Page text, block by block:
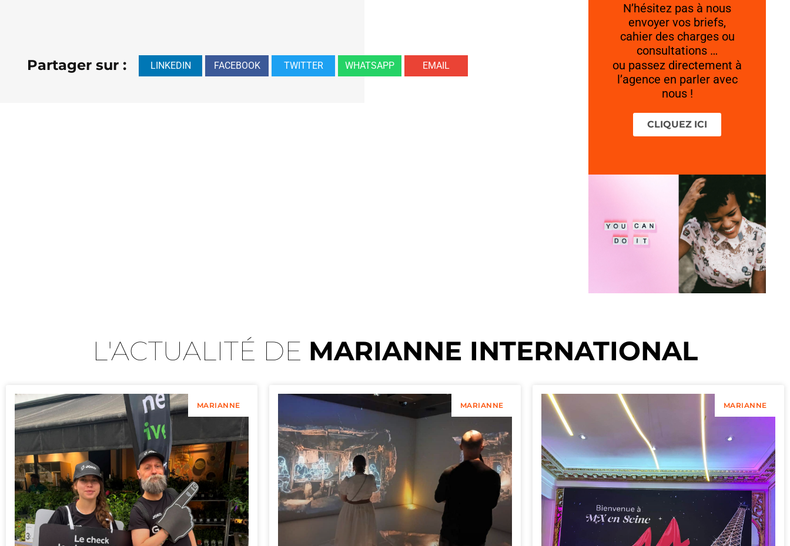
Partager sur : LINKEDIN FACEBOOK TWITTER WHATSAPP EMAIL
N’hésitez pas à nous
envoyer vos briefs,
cahier des charges ou
consultations …
ou passez directement à
l’agence en parler avec
nous !
CLIQUEZ ICI
L'ACTUALITÉ DE MARIANNE INTERNATIONAL
MARIANNE MARIANNE MARIANNE